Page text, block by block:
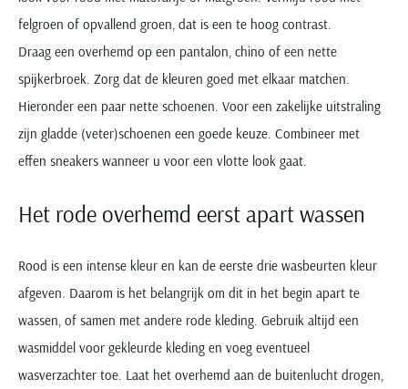
felgroen of opvallend groen, dat is een te hoog contrast.
Draag een overhemd op een pantalon, chino of een nette
spijkerbroek. Zorg dat de kleuren goed met elkaar matchen.
Hieronder een paar nette schoenen. Voor een zakelijke uitstraling
zijn gladde (veter)schoenen een goede keuze. Combineer met
effen sneakers wanneer u voor een vlotte look gaat.
Het rode overhemd eerst apart wassen
Rood is een intense kleur en kan de eerste drie wasbeurten kleur
afgeven. Daarom is het belangrijk om dit in het begin apart te
wassen, of samen met andere rode kleding. Gebruik altijd een
wasmiddel voor gekleurde kleding en voeg eventueel
wasverzachter toe. Laat het overhemd aan de buitenlucht drogen,